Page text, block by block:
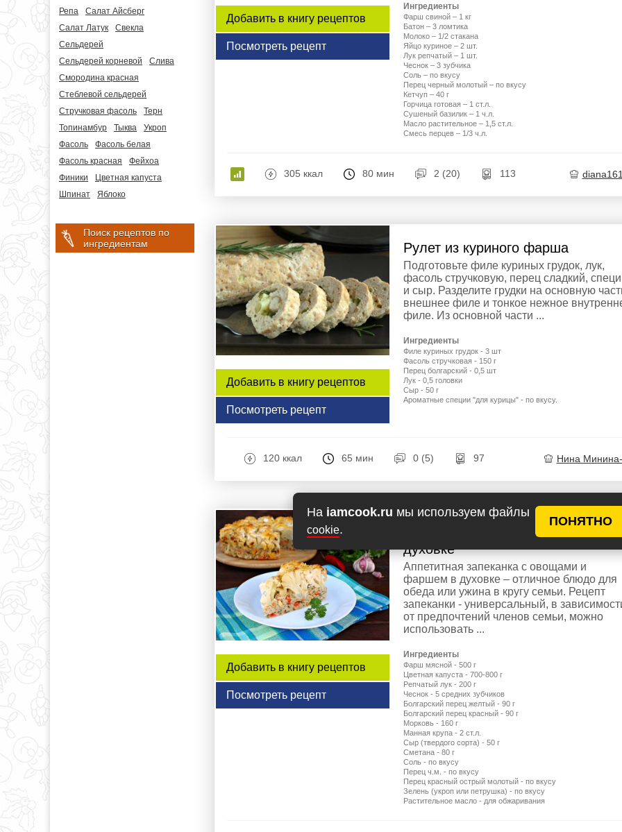
На iamcook.ru мы используем файлы
cookie.
ПОНЯТНО
Репа
Салат Айсберг
Салат Латук
Свекла
Сельдерей
Сельдерей корневой
Слива
Смородина красная
Стеблевой сельдерей
Стручковая фасоль
Терн
Топинамбур
Тыква
Укроп
Фасоль
Фасоль белая
Фасоль красная
Фейхоа
Финики
Цветная капуста
Шпинат
Яблоко
Поиск рецептов по
ингредиентам
Добавить в книгу рецептов
Посмотреть рецепт
Ингредиенты
Фарш свиной – 1 кг
Батон – 3 ломтика
Молоко – 1/2 стакана
Яйцо куриное – 2 шт.
Лук репчатый – 1 шт.
Чеснок – 3 зубчика
Соль – по вкусу
Перец черный молотый – по вкусу
Кетчуп – 40 г
Горчица готовая – 1 ст.л.
Сушеный базилик – 1 ч.л.
Масло растительное – 1,5 ст.л.
Смесь перцев – 1/3 ч.л.
305 ккал 80 мин 2 (20) 113
Добавить в книгу рецептов
Посмотреть рецепт
Рулет из куриного фарша
Подготовьте филе куриных грудок, лук,
фасоль стручковую, перец сладкий,
и сыр. Разделите грудки на основную
внешнее филе и тонкое нежное
филе. Из основной части ...
Ингредиенты
Филе куриных грудок - 3 шт
Фасоль стручковая - 150 г
Перец болгарский - 0,5 шт
Лук - 0,5 головки
Сыр - 50 г
Ароматные специи "для курицы" - по вкусу.
120 ккал 65 мин 0 (5) 97 Нина
Добавить в книгу рецептов
Посмотреть рецепт
Овощная запеканка с фаршем в
духовке
Аппетитная запеканка с овощами и
фаршем в духовке – отличное блюдо для
обеда или ужина в кругу семьи. Рецепт
запеканки - универсальный, в
от предпочтений членов семьи, можно
использовать ...
Ингредиенты
Фарш мясной - 500 г
Цветная капуста - 700-800 г
Репчатый лук - 200 г
Чеснок - 5 средних зубчиков
Болгарский перец желтый - 90 г
Болгарский перец красный - 90 г
Морковь - 160 г
Манная крупа - 2 ст.л.
Сыр (твердого сорта) - 50 г
Сметана - 80 г
Соль - по вкусу
Перец ч.м. - по вкусу
Перец красный острый молотый - по вкусу
Зелень (укроп или петрушка) - по вкусу
Растительное масло - для обжаривания